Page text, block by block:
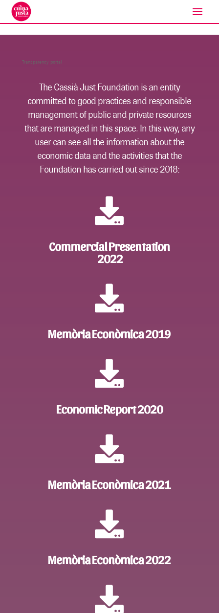
Transparency portal
The Cassià Just Foundation is an entity
committed to good practices and responsible
management of public and private resources
that are managed in this space. In this way, any
user can see all the information about the
economic data and the activities that the
Foundation has carried out since 2018:

Commercial Presentation
2022

Memòria Econòmica 2019

Economic Report 2020

Memòria Econòmica 2021

Memòria Econòmica 2022
